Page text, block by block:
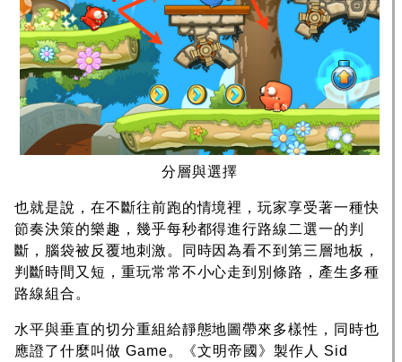
分層與選擇
也就是說，在不斷往前跑的情境裡，玩家享受著一種快
節奏決策的樂趣，幾乎每秒都得進行路線二選一的判
斷，腦袋被反覆地刺激。同時因為看不到第三層地板，
判斷時間又短，重玩常常不小心走到別條路，產生多種
路線組合。
水平與垂直的切分重組給靜態地圖帶來多樣性，同時也
應證了什麼叫做 Game。《文明帝國》製作人 Sid